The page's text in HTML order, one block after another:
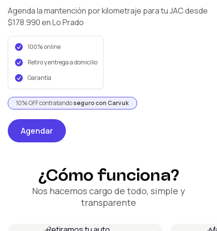
Agenda la mantención por kilometraje para tu JACdesde
$178.990en Lo Prado
100% online
Retiro y entrega a domicilio
Garantía
10% OFF contratandoseguro con Carvuk
Agendar
¿Cómo funciona?
Nos hacemos cargo de todo, simple y
transparente